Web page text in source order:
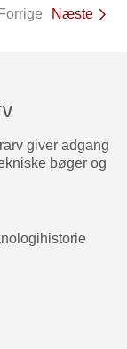
Forrige Næste
giver adgang
bøger og